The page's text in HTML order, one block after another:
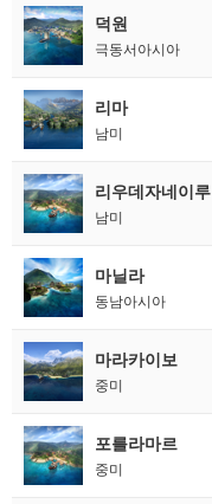
덕원
극동서아시아
리마
남미
리우데자네이루
남미
마닐라
동남아시아
마라카이보
중미
포를라마르
중미